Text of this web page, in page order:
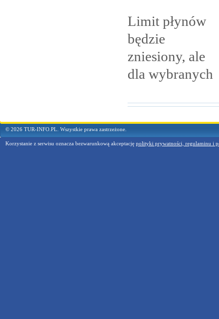
Limit płynów
będzie
zniesiony, ale
dla wybranych
© 2026 TUR-INFO.PL. Wszystkie prawa zastrzeżone.
Korzystanie z serwisu oznacza bezwarunkową akceptację polityki prywatności, regulaminu i